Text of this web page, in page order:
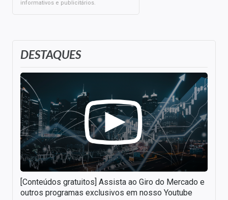
DESTAQUES
[Conteúdos gratuitos] Assista ao Giro do Mercado e
outros programas exclusivos em nosso Youtube
informativos e publicitários.